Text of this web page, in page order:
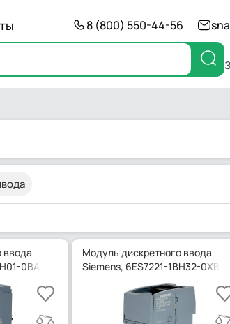
8 (800) 550-44-56
ввода
0BA0
Модуль дискретного ввода
Siemens, 6ES7221-1BH32-0XB0